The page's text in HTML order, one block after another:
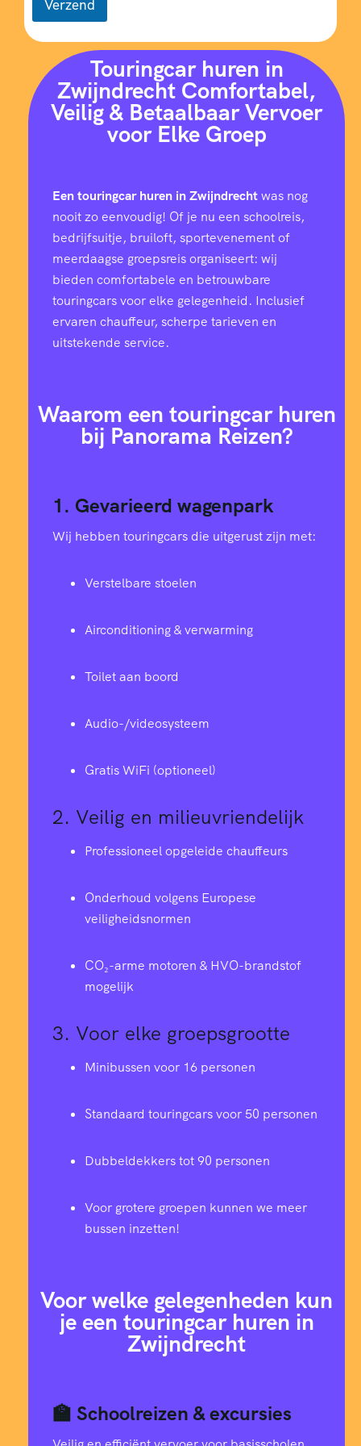
Verzend
Touringcar huren in
Zwijndrecht Comfortabel,
Veilig & Betaalbaar Vervoer
voor Elke Groep
Een touringcar huren in Zwijndrechtwas nog
nooit zo eenvoudig! Of je nu een schoolreis,
bedrijfsuitje, bruiloft, sportevenement of
meerdaagse groepsreis organiseert: wij
bieden comfortabele en betrouwbare
touringcars voor elke gelegenheid. Inclusief
ervaren chauffeur, scherpe tarieven en
uitstekende service.
Waarom een touringcar huren
bij Panorama Reizen?
1. Gevarieerd wagenpark
Wij hebben touringcars die uitgerust zijn met:
Verstelbare stoelen
Airconditioning & verwarming
Toilet aan boord
Audio-/videosysteem
Gratis WiFi (optioneel)
2. Veilig en milieuvriendelijk
Professioneel opgeleide chauffeurs
Onderhoud volgens Europese
veiligheidsnormen
CO₂-arme motoren & HVO-brandstof
mogelijk
3. Voor elke groepsgrootte
Minibussen voor 16 personen
Standaard touringcars voor 50 personen
Dubbeldekkers tot 90 personen
Voor grotere groepen kunnen we meer
bussen inzetten!
Voor welke gelegenheden kun
je een touringcar huren in
Zwijndrecht
🏫 Schoolreizen & excursies